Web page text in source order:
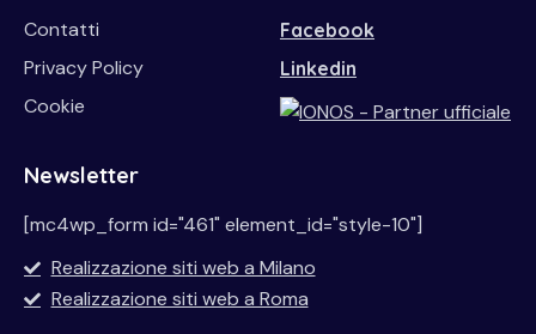
Contatti
Privacy Policy
Cookie
Facebook
Linkedin
Newsletter
[mc4wp_form id="461" element_id="style-10"]
Realizzazione siti web a Milano
Realizzazione siti web a Roma